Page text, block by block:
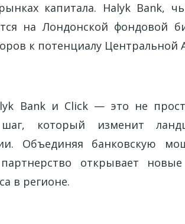
капитала. Halyk Bank,
на Лондонской фондовой
к потенциалу Центральной
Bank и Click — это не
шаг, который изменит
Объединяя банковскую
открывает
в регионе.